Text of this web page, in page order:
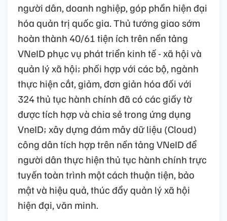
người dân, doanh nghiệp, góp phần hiện đại
hóa quản trị quốc gia. Thủ tướng giao sớm
hoàn thành 40/61 tiện ích trên nền tảng
VNeID phục vụ phát triển kinh tế - xã hội và
quản lý xã hội; phối hợp với các bộ, ngành
thực hiện cắt, giảm, đơn giản hóa đối với
324 thủ tục hành chính đã có các giấy tờ
được tích hợp và chia sẻ trong ứng dụng
VneID; xây dựng đám mây dữ liệu (Cloud)
công dân tích hợp trên nền tảng VNeID để
người dân thực hiện thủ tục hành chính trực
tuyến toàn trình một cách thuận tiện, bảo
mật và hiệu quả, thúc đẩy quản lý xã hội
hiện đại, văn minh.